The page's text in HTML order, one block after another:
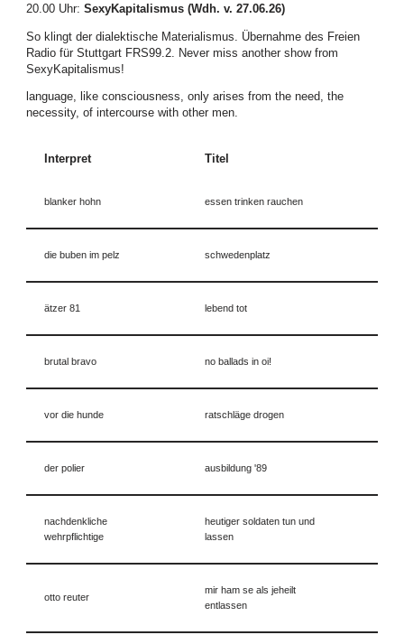
20.00 Uhr: SexyKapitalismus (Wdh. v. 27.06.26)
So klingt der dialektische Materialismus. Übernahme des Freien
Radio für Stuttgart FRS99.2. Never miss another show from
SexyKapitalismus!
language, like consciousness, only arises from the need, the
necessity, of intercourse with other men.
Interpret Titel
blanker hohn essen trinken rauchen
die buben im pelz schwedenplatz
ätzer 81 lebend tot
brutal bravo no ballads in oi!
vor die hunde ratschläge drogen
der polier ausbildung '89
nachdenkliche
wehrpflichtige
heutiger soldaten tun und
lassen
otto reuter
mir ham se als jeheilt
entlassen